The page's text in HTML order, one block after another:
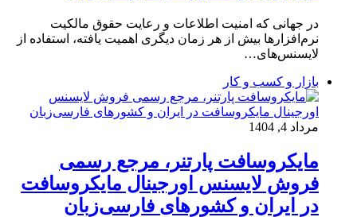
در جهانی که امنیت اطلاعات و رعایت حقوق مالکیت
نرم‌افزارها بیش از هر زمان دیگری اهمیت یافته، استفاده از
لایسنس‌های…
بازار و کسب و کار
مرداد 4, 1404
مایکروسافت پارتنر، مرجع رسمی
فروش لایسنس اورجینال مایکروسافت
در ایران و کشورهای فارسی‌زبان